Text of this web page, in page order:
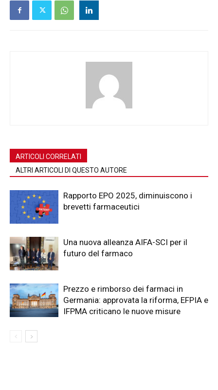
ARTICOLI CORRELATI
ALTRI ARTICOLI DI QUESTO AUTORE
Rapporto EPO 2025, diminuiscono i
brevetti farmaceutici
Una nuova alleanza AIFA-SCI per il
futuro del farmaco
Prezzo e rimborso dei farmaci in
Germania: approvata la riforma, EFPIA e
IFPMA criticano le nuove misure